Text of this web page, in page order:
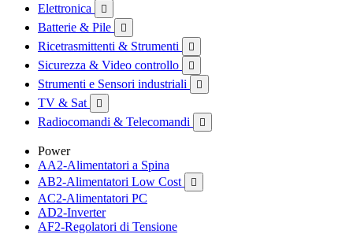
Elettronica 
Batterie & Pile 
Ricetrasmittenti & Strumenti 
Sicurezza & Video controllo 
Strumenti e Sensori industriali 
TV & Sat 
Radiocomandi & Telecomandi 
Power
AA2-Alimentatori a Spina
AB2-Alimentatori Low Cost

AC2-Alimentatori PC
AD2-Inverter
AF2-Regolatori di Tensione